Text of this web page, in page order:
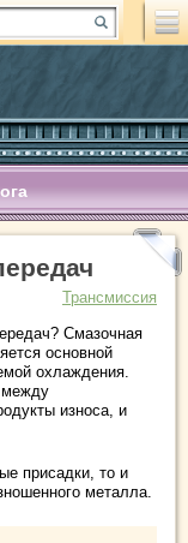
Трансмиссия
Смазочная
основной
охлаждения.
между
износа, и
присадки, то и
металла.